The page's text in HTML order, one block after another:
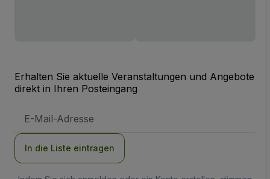
Erhalten Sie aktuelle Veranstaltungen und Angebote
direkt in Ihren Posteingang
Mail-
In die Liste eintragen